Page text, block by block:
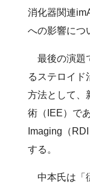
消化器関連
への影響につ
最後の演題
るステロイド
方法として、
術（IEE）で
Imaging（
する。
中本氏は「